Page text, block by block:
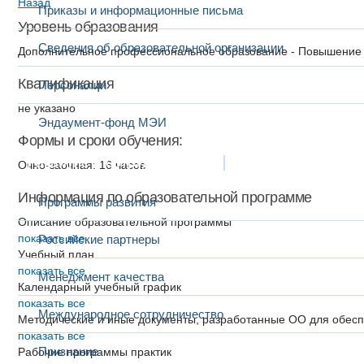
Приказы и информационные письма
Сведения об образовательной организации
Персоналии
Эндаумент-фонд МЭИ
Развитие и сотрудничество
Программы развития
Российские партнеры
Менеджмент качества
Международное сотрудничество
Признание
Уровень образования
Дополнительное профессиональное образование - Повышение
Квалификация
не указано
Формы и сроки обучения:
Очно-заочная: 16 часов
Информация по образовательной программе
Описание образовательной программы
показать все
Учебный план
показать все
Календарный учебный график
показать все
Методические и иные документы, разработанные ОО для
показать все
Рабочие программы практик